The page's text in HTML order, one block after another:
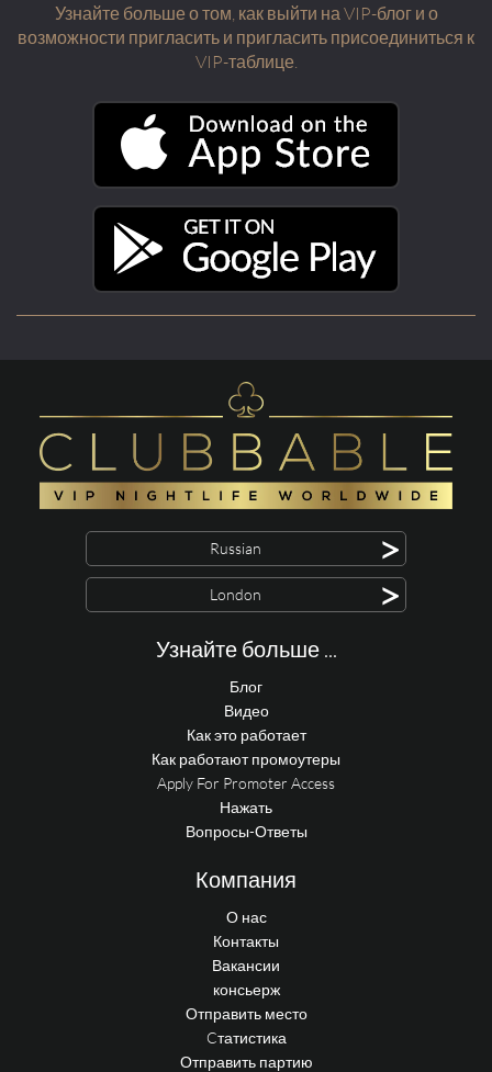
Узнайте больше о том, как выйти на VIP-блог и о
возможности пригласить и пригласить присоединиться к
VIP-таблице.
Russian >
London >
Узнайте больше ...
Блог
Видео
Как это работает
Как работают промоутеры
Apply For Promoter Access
Нажать
Вопросы-Ответы
Компания
О нас
Контакты
Вакансии
консьерж
Отправить место
Cтатистика
Отправить партию